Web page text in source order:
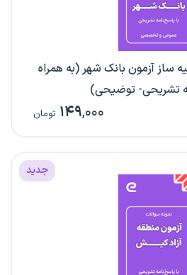
ساز آزمون بانک شهر (به همراه
تشریحی- توضیحی)
۱۴۹,۰۰۰ تومان
جدید